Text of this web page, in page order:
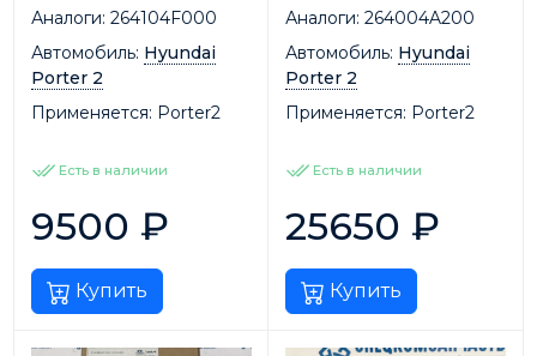
Аналоги: 264104F000
Автомобиль: Hyundai
Porter 2
Применяется: Porter2
Есть в наличии
9500 ₽
Купить
Аналоги: 264004A200
Автомобиль: Hyundai
Porter 2
Применяется: Porter2
Есть в наличии
25650 ₽
Купить